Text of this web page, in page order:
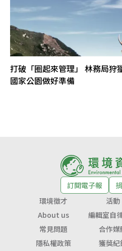
打破「圈起來管理」 林務局狩
國家公園做好準備
訂閱電子報
環境徵才
活動
About us
編輯室自
常見問題
合作媒
隱私權政策
獲獎紀